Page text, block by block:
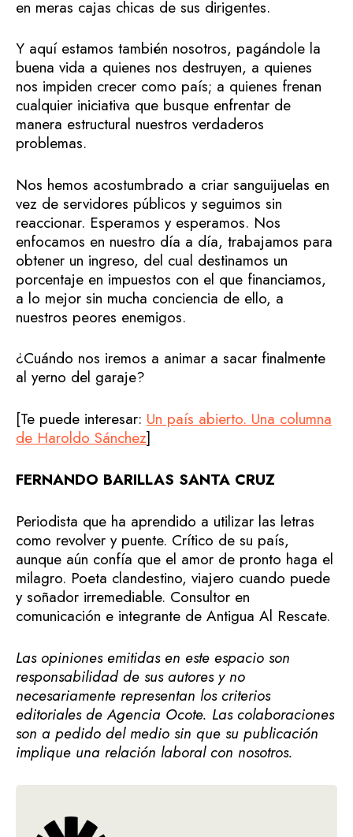
en meras cajas chicas de sus dirigentes.
Y aquí estamos también nosotros, pagándole la
buena vida a quienes nos destruyen, a quienes
nos impiden crecer como país; a quienes frenan
cualquier iniciativa que busque enfrentar de
manera estructural nuestros verdaderos
problemas.
Nos hemos acostumbrado a criar sanguijuelas en
vez de servidores públicos y seguimos sin
reaccionar. Esperamos y esperamos. Nos
enfocamos en nuestro día a día, trabajamos para
obtener un ingreso, del cual destinamos un
porcentaje en impuestos con el que financiamos,
a lo mejor sin mucha conciencia de ello, a
nuestros peores enemigos.
¿Cuándo nos iremos a animar a sacar finalmente
al yerno del garaje?
[Te puede interesar: Un país abierto. Una columna
de Haroldo Sánchez]
FERNANDO BARILLAS SANTA CRUZ
Periodista que ha aprendido a utilizar las letras
como revolver y puente. Crítico de su país,
aunque aún confía que el amor de pronto haga el
milagro. Poeta clandestino, viajero cuando puede
y soñador irremediable. Consultor en
comunicación e integrante de Antigua Al Rescate.
Las opiniones emitidas en este espacio son
responsabilidad de sus autores y no
necesariamente representan los criterios
editoriales de Agencia Ocote. Las colaboraciones
son a pedido del medio sin que su publicación
implique una relación laboral con nosotros.